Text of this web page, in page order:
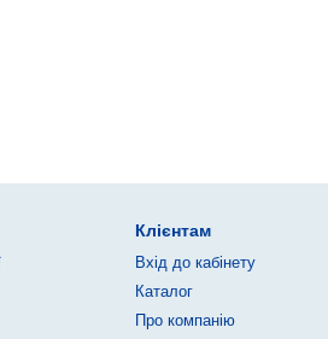
Клієнтам
Вхід до кабінету
Каталог
Про компанію